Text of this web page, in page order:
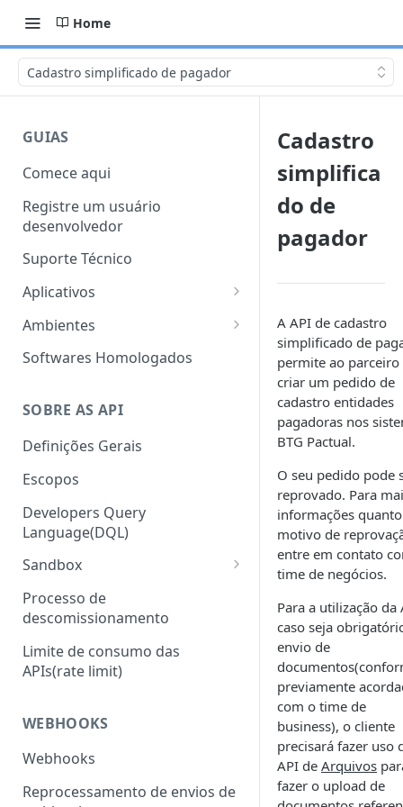
Home
Cadastro simplificado de pagador
GUIAS
Comece aqui
Registre um usuário
desenvolvedor
Suporte Técnico
Aplicativos
Características
Modelos de Aplicativo
Ambientes
Sandbox
Softwares Homologados
SOBRE AS API
Definições Gerais
Escopos
Developers Query
Language(DQL)
Sandbox
Sandbox com Wiremock
Sandbox Headers
Processo de
descomissionamento
Limite de consumo das
APIs(rate limit)
WEBHOOKS
Webhooks
Reprocessamento de envios de
Cadastro
simplifica
do de
pagador
A API de cadastro
simplificado de
permite ao parceiro
criar um pedido de
cadastro entidades
pagadoras nos
BTG Pactual.
O seu pedido pode
reprovado. Para
informações
motivo de
entre em contato
time de negócios.
Para a utilização da
caso seja
envio de
previamente
com o time de
business), o cliente
precisará fazer uso
API de Arquivos
fazer o upload de